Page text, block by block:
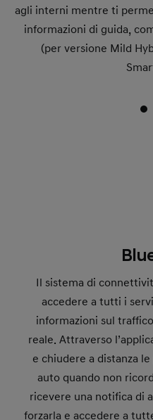
agli interni mentre ti
informazioni di guida,
(per versione Mild
Il sistema di
accedere a tutti i
informazioni sul
reale. Attraverso
e chiudere a distanza
auto quando non
ricevere una notifica di
forzarla e accedere a